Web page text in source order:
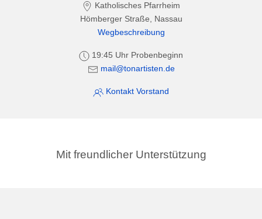
Katholisches Pfarrheim
Hömberger Straße, Nassau
Wegbeschreibung
19:45 Uhr Probenbeginn
mail@tonartisten.de
Kontakt Vorstand
Mit freundlicher Unterstützung